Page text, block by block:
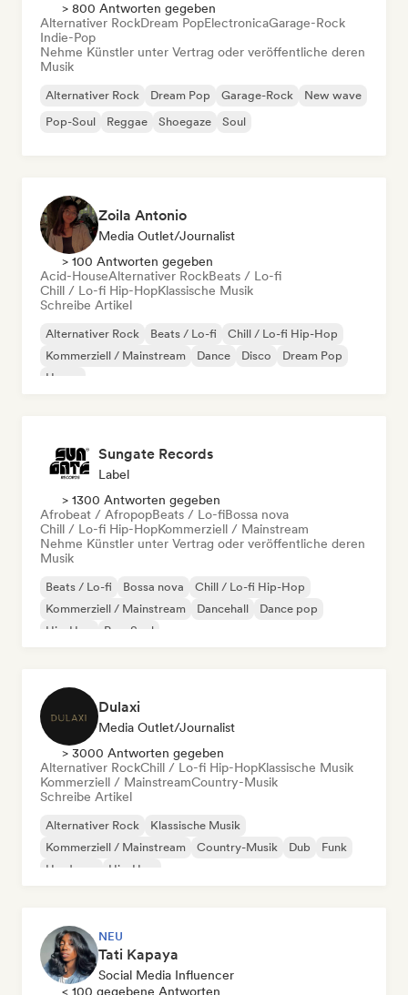
> 800 Antworten gegeben
Alternativer RockDream PopElectronicaGarage-Rock
Indie-Pop
Nehme Künstler unter Vertrag oder veröffentliche deren
Musik
Alternativer Rock Dream Pop Garage-Rock
New wave
Pop-Soul
Reggae Shoegaze Soul
Zoila Antonio
Media Outlet/Journalist
> 100 Antworten gegeben
Acid-HouseAlternativer RockBeats / Lo-fi
Chill / Lo-fi Hip-HopKlassische Musik
Schreibe Artikel
Alternativer Rock Beats / Lo-fi
Chill / Lo-fi Hip-Hop
Kommerziell / Mainstream
Dance Disco
Dream Pop
House
Sungate Records
Label
> 1300 Antworten gegeben
Afrobeat / AfropopBeats / Lo-fiBossa nova
Chill / Lo-fi Hip-HopKommerziell / Mainstream
Nehme Künstler unter Vertrag oder veröffentliche deren
Musik
Beats / Lo-fi Bossa nova
Chill / Lo-fi Hip-Hop
Kommerziell / Mainstream
Dancehall
Dance pop
Hip-Hop
Pop-Soul
Dulaxi
Media Outlet/Journalist
> 3000 Antworten gegeben
Alternativer RockChill / Lo-fi Hip-HopKlassische Musik
Kommerziell / MainstreamCountry-Musik
Schreibe Artikel
Alternativer Rock
Klassische Musik
Kommerziell / Mainstream
Country-Musik Dub
Funk
Hardcore
Hip-Hop
NEU
Tati Kapaya
Social Media Influencer
< 100 gegebene Antworten